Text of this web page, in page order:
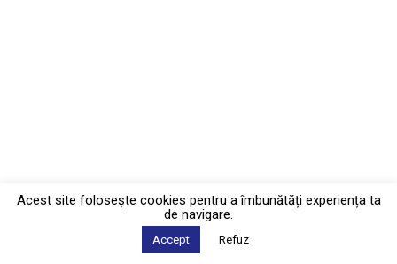
Acest site foloseşte cookies pentru a îmbunătăți experiența ta
de navigare.
Accept Refuz